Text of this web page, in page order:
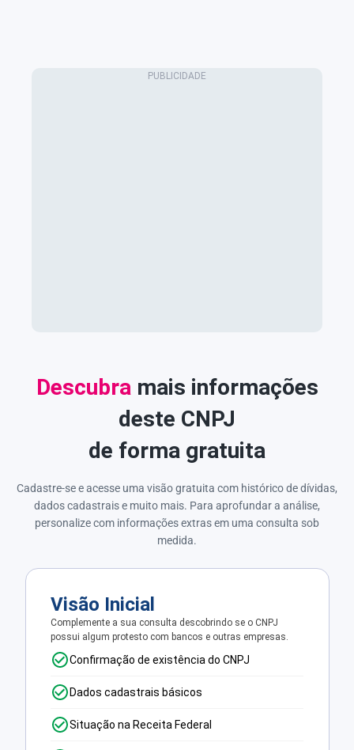
Descubra mais informações
deste CNPJ
de forma gratuita
Cadastre-se e acesse uma visão gratuita com histórico de dívidas,
dados cadastrais e muito mais. Para aprofundar a análise,
personalize com informações extras em uma consulta sob
medida.
Visão Inicial
Complemente a sua consulta descobrindo se o CNPJ
possui algum protesto com bancos e outras empresas.
Confirmação de existência do CNPJ
Dados cadastrais básicos
Situação na Receita Federal